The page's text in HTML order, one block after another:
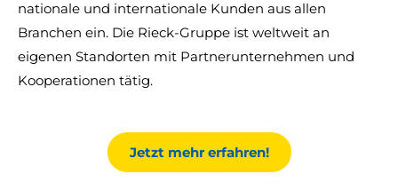
nationale und internationale Kunden aus allen
Branchen ein. Die Rieck-Gruppe ist weltweit an
eigenen Standorten mit Partnerunternehmen und
Kooperationen tätig.
Jetzt mehr erfahren!